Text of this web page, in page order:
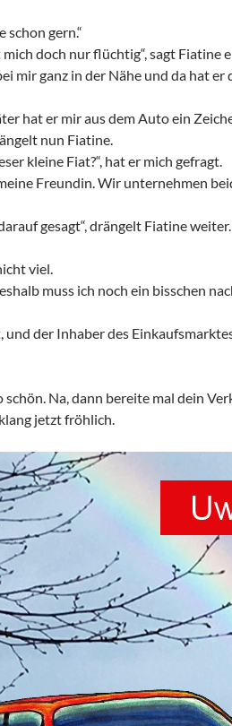
schon gern.“
mich doch nur flüchtig“, sagt Fiatine
mir ganz in der Nähe und da hat er
hat er mir aus dem Auto ein
nun Fiatine.
kleine Fiat?“, hat er mich gefragt.
Freundin. Wir unternehmen
gesagt“, drängelt Fiatine weiter.
viel.
muss ich noch ein bisschen
und der Inhaber des
schön. Na, dann bereite mal dein
jetzt fröhlich.